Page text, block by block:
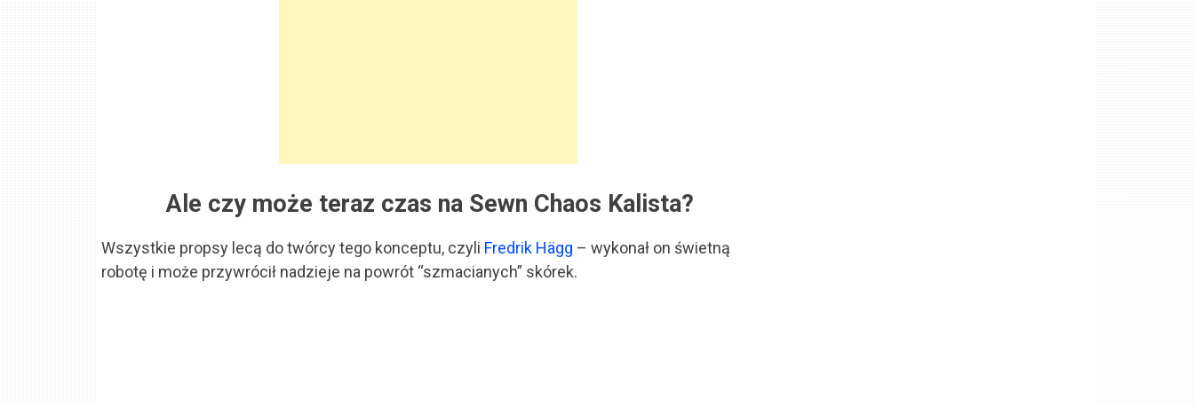
Ale czy może teraz czas na Sewn Chaos Kalista?
Wszystkie propsy lecą do twórcy tego konceptu, czyli Fredrik Hägg – wykonał on świetną
robotę i może przywrócił nadzieje na powrót “szmacianych” skórek.